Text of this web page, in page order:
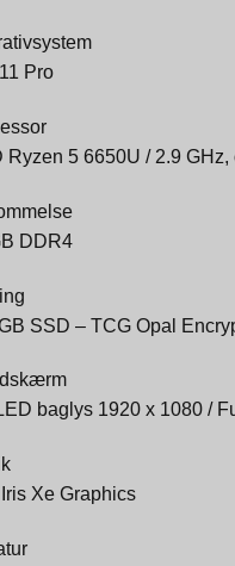
Pro
Ryzen 5 6650U / 2.9
DDR4
SSD – TCG Opal
baglys 1920 x 1080 /
Iris Xe Graphics